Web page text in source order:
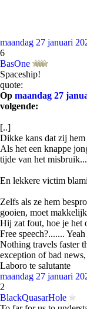
maandag 27 januari
6
BasOne
Spaceship!
quote:
Op maandag 27
volgende:
[..]
Dikke kans dat zij hem
Als het een knappe
tijde van het misbruik...
En lekkere victim
Zelfs als ze hem
gooien, moet
Hij zat fout, hoe je het
Free speech?.......
Nothing travels faster
exception of bad
Laboro te salutante
maandag 27 januari
2
BlackQuasarHole